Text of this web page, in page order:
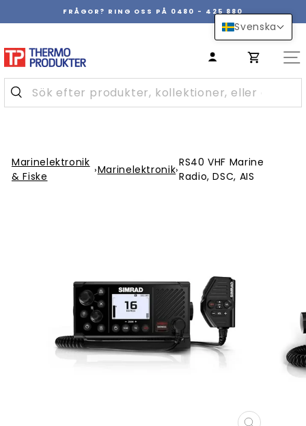
Pausa
FRÅGOR? RING OSS PÅ 0480 - 425 880
Marinelektronik
& Fiske
›Marinelektronik›
RS40 VHF Marine
Radio, DSC, AIS
Svenska